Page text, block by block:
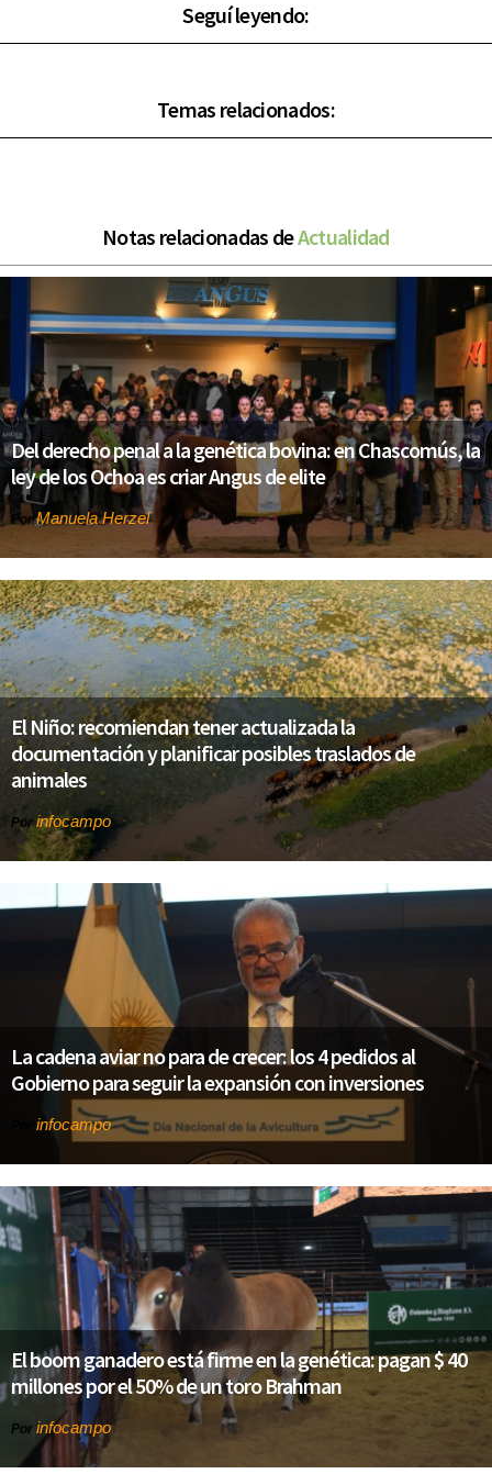
Seguí leyendo:
Temas relacionados:
Notas relacionadas deActualidad
Del derecho penal a la genética bovina: en Chascomús, la
ley de los Ochoa es criar Angus de elite
PorManuela Herzel
El Niño: recomiendan tener actualizada la
documentación y planificar posibles traslados de
animales
Porinfocampo
La cadena aviar no para de crecer: los 4 pedidos al
Gobierno para seguir la expansión con inversiones
infocampo
El boom ganadero está firme en la genética: pagan $ 40
millones por el 50% de un toro Brahman
Por infocampo